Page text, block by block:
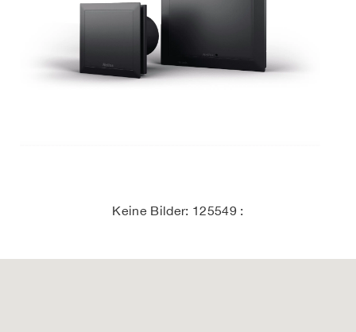
Keine Bilder: 125549 :